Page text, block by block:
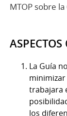
MTOP sobre
La Guía
trabajara
los